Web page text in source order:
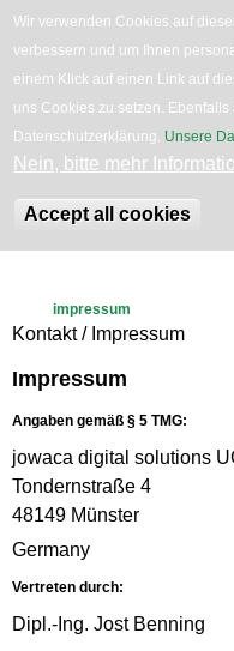
Wir verwenden Cookies auf
verbessern und um Ihnen
einem Klick auf einen Link auf
uns Cookies zu setzen.
Datenschutzerklärung. Unsere
Nein, bitte mehr
Accept all cookies
Inhalt
English Bäume Blumen
impressum
Kontakt / Impressum
Impressum
Angaben gemäß § 5 TMG:
jowaca digital solutions
Tondernstraße 4
48149 Münster
Germany
Vertreten durch:
Dipl.-Ing. Jost Benning